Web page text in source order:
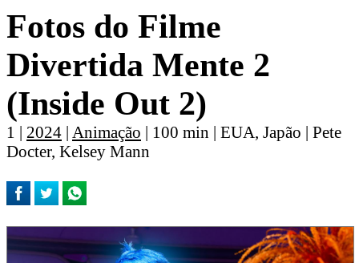
Fotos do Filme
Divertida Mente 2
(Inside Out 2)
1 | 2024 | Animação | 100 min | EUA, Japão | Pete
Docter, Kelsey Mann